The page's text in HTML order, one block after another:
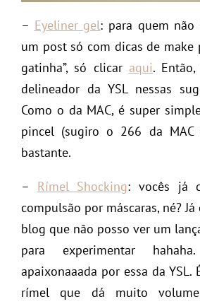
– Eyeliner gel: para quem
um post só com dicas de make
gatinha”, só clicar aqui.
delineador da YSL nessas
Como o da MAC, é super
pincel (sugiro o 266 da MAC
bastante.
– Rímel Shocking: vocês já
compulsão por máscaras, né?
blog que não posso ver um
para experimentar
apaixonaaada por essa da
rímel que dá muito